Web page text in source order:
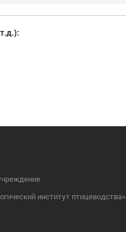
институт птицеводства»